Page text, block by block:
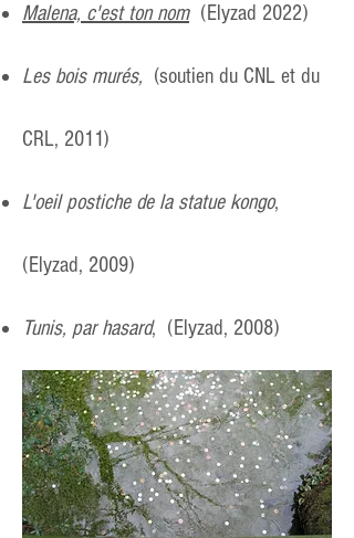
Malena, c'est ton nom (Elyzad 2022)
Les bois murés, (soutien du CNL et du
CRL, 2011)
L'oeil postiche de la statue kongo,
(Elyzad, 2009)
Tunis, par hasard, (Elyzad, 2008)